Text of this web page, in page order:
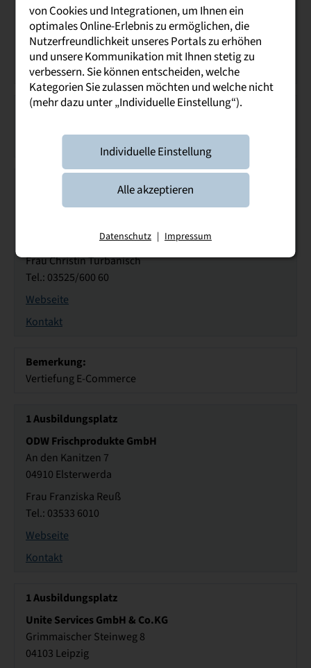
Frau Doreen Egermann
Tel.: 03722 713-4743
Webseite
Kontakt
Bemerkung:
das Bewerbungsformular www.komsa.com
Neways Electronics Riesa GmbH
Frau Christin Turbanisch
Tel.: 03525/600 60
Webseite
Kontakt
Bemerkung:
Vertiefung E-Commerce
1Ausbildungsplatz
ODW Frischprodukte GmbH
An den Kanitzen 7
04910 Elsterwerda
Frau Franziska Reuß
Tel.: 03533 6010
Webseite
Kontakt
1Ausbildungsplatz
Unite Services GmbH & Co.KG
Grimmaischer Steinweg 8
04103 Leipzig
von Cookies und Integrationen, um Ihnen ein
optimales Online-Erlebnis zu ermöglichen, die
Nutzerfreundlichkeit unseres Portals zu erhöhen
und unsere Kommunikation mit Ihnen stetig zu
verbessern. Sie können entscheiden, welche
Kategorien Sie zulassen möchten und welche nicht
(mehr dazu unter „Individuelle Einstellung“).
Individuelle Einstellung
Alle akzeptieren
Datenschutz | Impressum